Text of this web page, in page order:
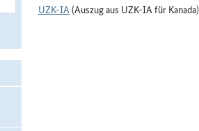
UZK-IA(Auszug aus UZK-IA für Kanada)